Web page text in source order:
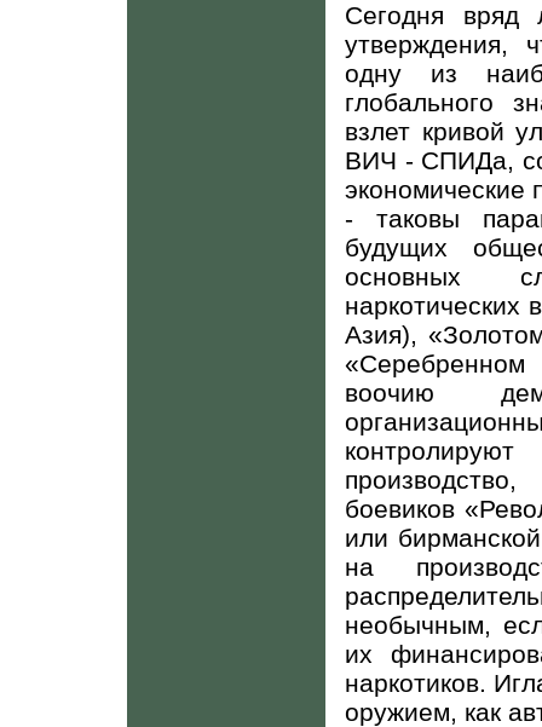
Сегодня вряд
утверждения,
одну из
глобального
взлет кривой
ВИЧ - СПИДа,
экономические
- таковы
будущих
основных
Азия),
воочию
боевиков
или
на
необычным,
их
наркотиков.
оружием, как